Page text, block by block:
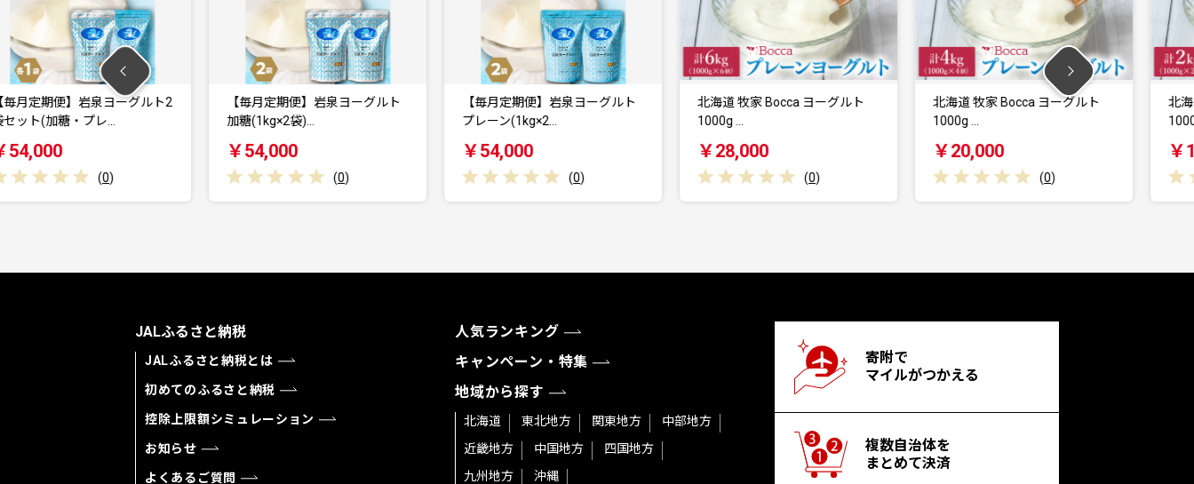
岩泉ヨーグルト2
プレ…
( 0)
【毎月定期便】岩泉ヨーグルト
加糖(1kg×2袋)…
( 0)
【毎月定期便】岩泉ヨーグルト
プレーン(1kg×2…
( 0)
北海道 牧家 Bocca ヨーグルト
( 0)
北海道 牧家 Bocca ヨーグルト
( 0)
北海道 牧家
JALふるさと納税
JALふるさと納税とは
初めてのふるさと納税
控除上限額シミュレーション
お知らせ
よくあるご質問
人気ランキング
キャンペーン・特集
地域から探す
北海道 東北地方 関東地方
中部地方
近畿地方
中国地方
四国地方
九州地方
沖縄
寄附で
マイルがつかえる
複数自治体を
まとめて決済